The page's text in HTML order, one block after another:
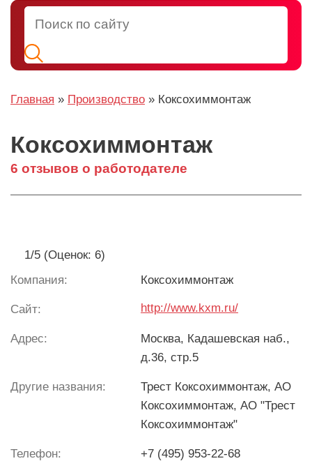
Главная » Производство » Коксохиммонтаж
Коксохиммонтаж
6 отзывов о работодателе
1/5 (Оценок: 6)
Компания:
Коксохиммонтаж
Сайт: http://www.kxm.ru/
Адрес:
Москва, Кадашевская наб.,
д.36, стр.5
Другие названия:
Трест Коксохиммонтаж, АО
Коксохиммонтаж, АО "Трест
Коксохиммонтаж"
Телефон: +7 (495) 953-22-68